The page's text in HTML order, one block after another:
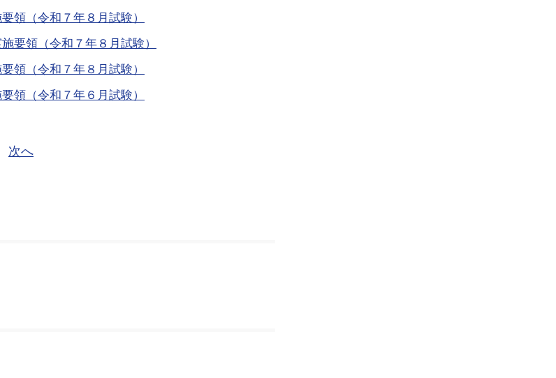
領（令和７年８月試験）
要領（令和７年８月試験）
領（令和７年８月試験）
領（令和７年６月試験）
次へ